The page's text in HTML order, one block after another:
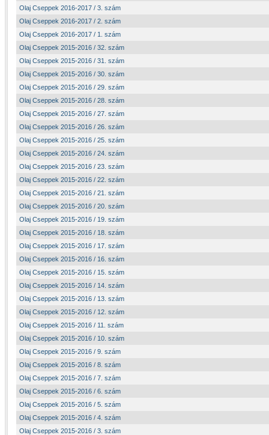
Olaj Cseppek 2016-2017 / 3. szám
Olaj Cseppek 2016-2017 / 2. szám
Olaj Cseppek 2016-2017 / 1. szám
Olaj Cseppek 2015-2016 / 32. szám
Olaj Cseppek 2015-2016 / 31. szám
Olaj Cseppek 2015-2016 / 30. szám
Olaj Cseppek 2015-2016 / 29. szám
Olaj Cseppek 2015-2016 / 28. szám
Olaj Cseppek 2015-2016 / 27. szám
Olaj Cseppek 2015-2016 / 26. szám
Olaj Cseppek 2015-2016 / 25. szám
Olaj Cseppek 2015-2016 / 24. szám
Olaj Cseppek 2015-2016 / 23. szám
Olaj Cseppek 2015-2016 / 22. szám
Olaj Cseppek 2015-2016 / 21. szám
Olaj Cseppek 2015-2016 / 20. szám
Olaj Cseppek 2015-2016 / 19. szám
Olaj Cseppek 2015-2016 / 18. szám
Olaj Cseppek 2015-2016 / 17. szám
Olaj Cseppek 2015-2016 / 16. szám
Olaj Cseppek 2015-2016 / 15. szám
Olaj Cseppek 2015-2016 / 14. szám
Olaj Cseppek 2015-2016 / 13. szám
Olaj Cseppek 2015-2016 / 12. szám
Olaj Cseppek 2015-2016 / 11. szám
Olaj Cseppek 2015-2016 / 10. szám
Olaj Cseppek 2015-2016 / 9. szám
Olaj Cseppek 2015-2016 / 8. szám
Olaj Cseppek 2015-2016 / 7. szám
Olaj Cseppek 2015-2016 / 6. szám
Olaj Cseppek 2015-2016 / 5. szám
Olaj Cseppek 2015-2016 / 4. szám
Olaj Cseppek 2015-2016 / 3. szám